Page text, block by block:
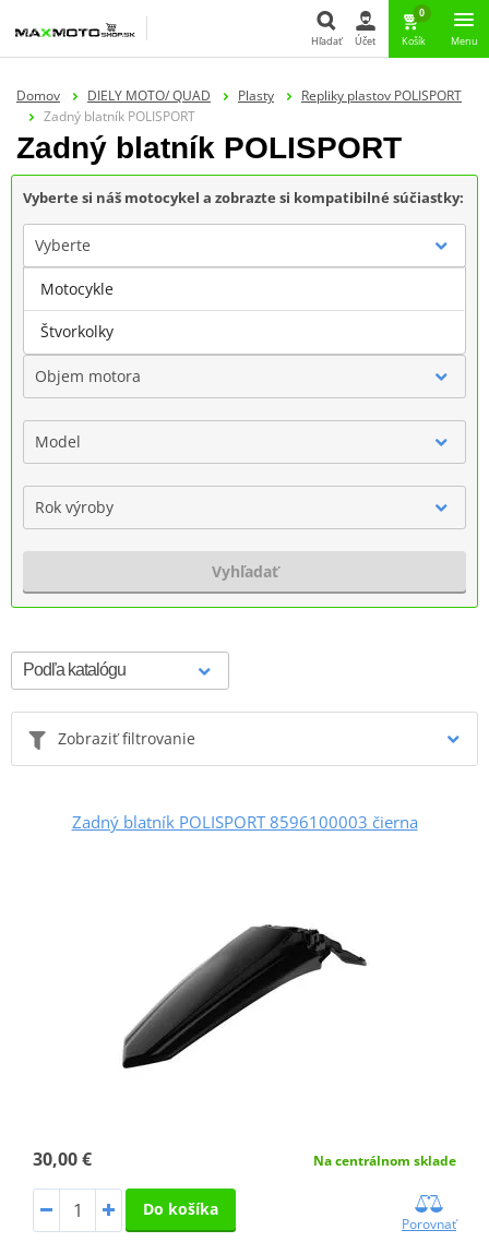
Hľadať
Hľadať Účet
0
Košík Menu
Domov DIELY MOTO/ QUAD Plasty
Repliky plastov POLISPORT
Zadný blatník POLISPORT
Zadný blatník POLISPORT
Vyberte si náš motocykel a zobrazte si kompatibilné súčiastky:
Vyberte
Značka
Objem motora
Model
Rok výroby
Vyhľadať
Zobraziť filtrovanie
Zadný blatník POLISPORT 8596100003 čierna
30,00 € Na centrálnom sklade
Do košíka
Porovnať
Motocykle
Štvorkolky